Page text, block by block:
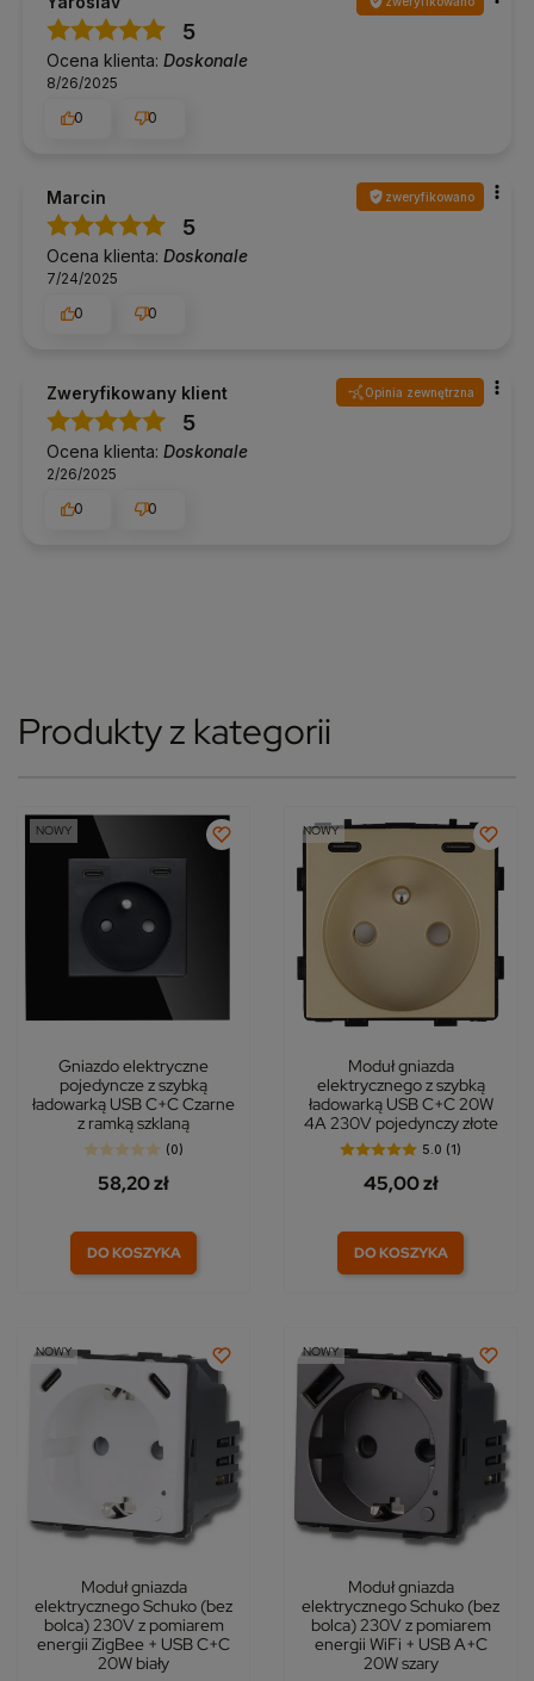
5
Ocena klienta: Doskonale
8/26/2025
0
0
Marcin zweryfikowano
5
Ocena klienta: Doskonale
7/24/2025
0
0
Zweryfikowany klient Opinia zewnętrzna
5
Ocena klienta: Doskonale
2/26/2025
0
0
Produkty z kategorii
NOWY
Gniazdo elektryczne
pojedyncze z szybką
ładowarką USB C+C Czarne
z ramką szklaną
(0)
58,20 zł
DO KOSZYKA
NOWY
Moduł gniazda
elektrycznego z szybką
ładowarką USB C+C 20W
4A 230V pojedynczy złote
5.0 (1)
45,00 zł
DO KOSZYKA
NOWY
Moduł gniazda
elektrycznego Schuko (bez
bolca) 230V z pomiarem
energii ZigBee + USB C+C
20W biały
NOWY
Moduł gniazda
elektrycznego Schuko (bez
bolca) 230V z pomiarem
energii WiFi + USB A+C
20W szary